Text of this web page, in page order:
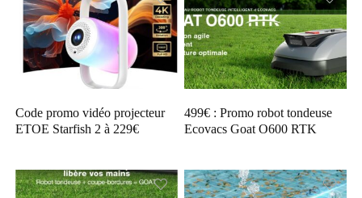
Code promo vidéo projecteur
ETOE Starfish 2 à 229€
499€ : Promo robot tondeuse
Ecovacs Goat O600 RTK